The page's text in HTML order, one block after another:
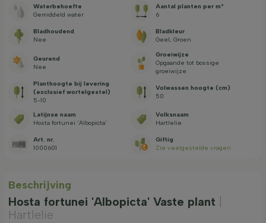
Waterbehoefte
Gemiddeld water
Aantal planten per m²
6
Bladhoudend
Nee
Bladkleur
Geel, Groen
Geurend
Nee
Groeiwijze
Opgaande tot bossige
groeiwijze
Planthoogte bij levering
(exclusief wortelgestel)
5-10
Volwassen hoogte (cm)
50
Latijnse naam
Hosta fortunei 'Albopicta'
Volksnaam
Hartlelie
Art. nr.
1000601
Giftig
Zie veelgestelde vragen
Beschrijving
Hosta fortunei 'Albopicta' Vaste plant
Hartlelie